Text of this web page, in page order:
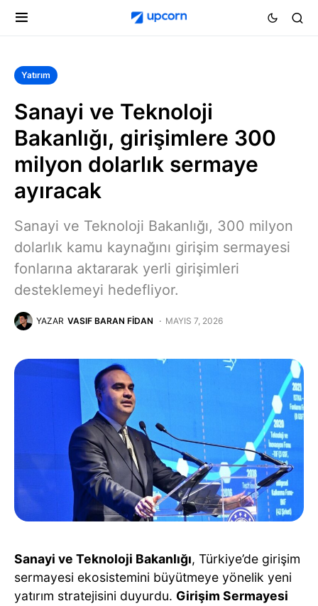
Yatırım
Sanayi ve Teknoloji
Bakanlığı, girişimlere 300
milyon dolarlık sermaye
ayıracak
Sanayi ve Teknoloji Bakanlığı, 300 milyon
dolarlık kamu kaynağını girişim sermayesi
fonlarına aktararak yerli girişimleri
desteklemeyi hedefliyor.
YAZAR VASIF BARAN FIDAN MAYIS 7, 2026
Sanayi ve Teknoloji Bakanlığı, Türkiye’de girişim
sermayesi ekosistemini büyütmeye yönelik yeni
yatırım stratejisini duyurdu. Girişim Sermayesi